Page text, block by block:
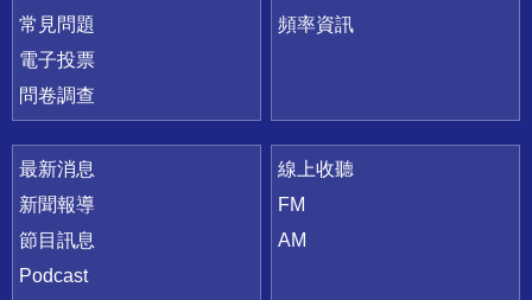
常見問題
電子投票
問卷調查
頻率資訊
最新消息
新聞報導
節目訊息
Podcast
線上收聽
FM
AM